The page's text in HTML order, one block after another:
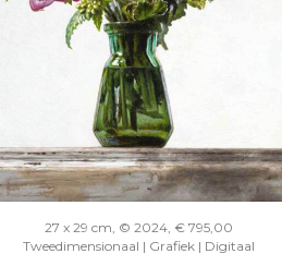
27 x 29 cm, © 2024, € 795,00
Tweedimensionaal | Grafiek | Digitaal